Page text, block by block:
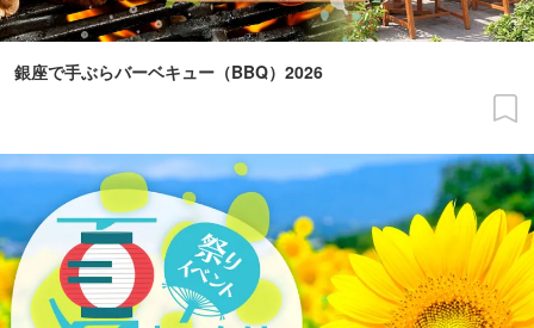
銀座で手ぶらバーベキュー（BBQ）2026